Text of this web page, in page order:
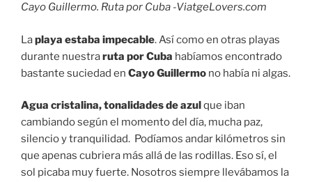
Cayo Guillermo. Ruta por Cuba -ViatgeLovers.com
Laplaya estaba impecable. Así como en otras playas
durante nuestraruta por Cuba habíamos encontrado
bastante suciedad en Cayo Guillermo no había ni algas.
Agua cristalina, tonalidades de azulque iban
cambiando según el momento del día, mucha paz,
silencio y tranquilidad. Podíamos andar kilómetros sin
que apenas cubriera más allá de las rodillas. Eso sí, el
sol picaba muy fuerte. Nosotros siempre llevábamos la